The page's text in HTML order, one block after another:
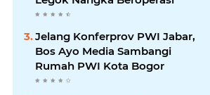
Jelang Konferprov PWI Jabar,
Bos Ayo Media Sambangi
Rumah PWI Kota Bogor